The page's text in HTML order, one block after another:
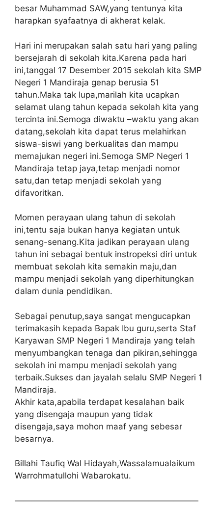
besar Muhammad SAW,yang tentunya kita
harapkan syafaatnya di akherat kelak.
Hari ini merupakan salah satu hari yang paling
bersejarah di sekolah kita.Karena pada hari
ini,tanggal 17 Desember 2015 sekolah kita SMP
Negeri 1 Mandiraja genap berusia 51
tahun.Maka tak lupa,marilah kita ucapkan
selamat ulang tahun kepada sekolah kita yang
tercinta ini.Semoga diwaktu –waktu yang akan
datang,sekolah kita dapat terus melahirkan
siswa-siswi yang berkualitas dan mampu
memajukan negeri ini.Semoga SMP Negeri 1
Mandiraja tetap jaya,tetap menjadi nomor
satu,dan tetap menjadi sekolah yang
difavoritkan.
Momen perayaan ulang tahun di sekolah
ini,tentu saja bukan hanya kegiatan untuk
senang-senang.Kita jadikan perayaan ulang
tahun ini sebagai bentuk instropeksi diri untuk
membuat sekolah kita semakin maju,dan
mampu menjadi sekolah yang diperhitungkan
dalam dunia pendidikan.
Sebagai penutup,saya sangat mengucapkan
terimakasih kepada Bapak Ibu guru,serta Staf
Karyawan SMP Negeri 1 Mandiraja yang telah
menyumbangkan tenaga dan pikiran,sehingga
sekolah ini mampu menjadi sekolah yang
terbaik.Sukses dan jayalah selalu SMP Negeri 1
Mandiraja.
Akhir kata,apabila terdapat kesalahan baik
yang disengaja maupun yang tidak
disengaja,saya mohon maaf yang sebesar
besarnya.
Billahi Taufiq Wal Hidayah,Wassalamualaikum
Warrohmatullohi Wabarokatu.
——————————————————————